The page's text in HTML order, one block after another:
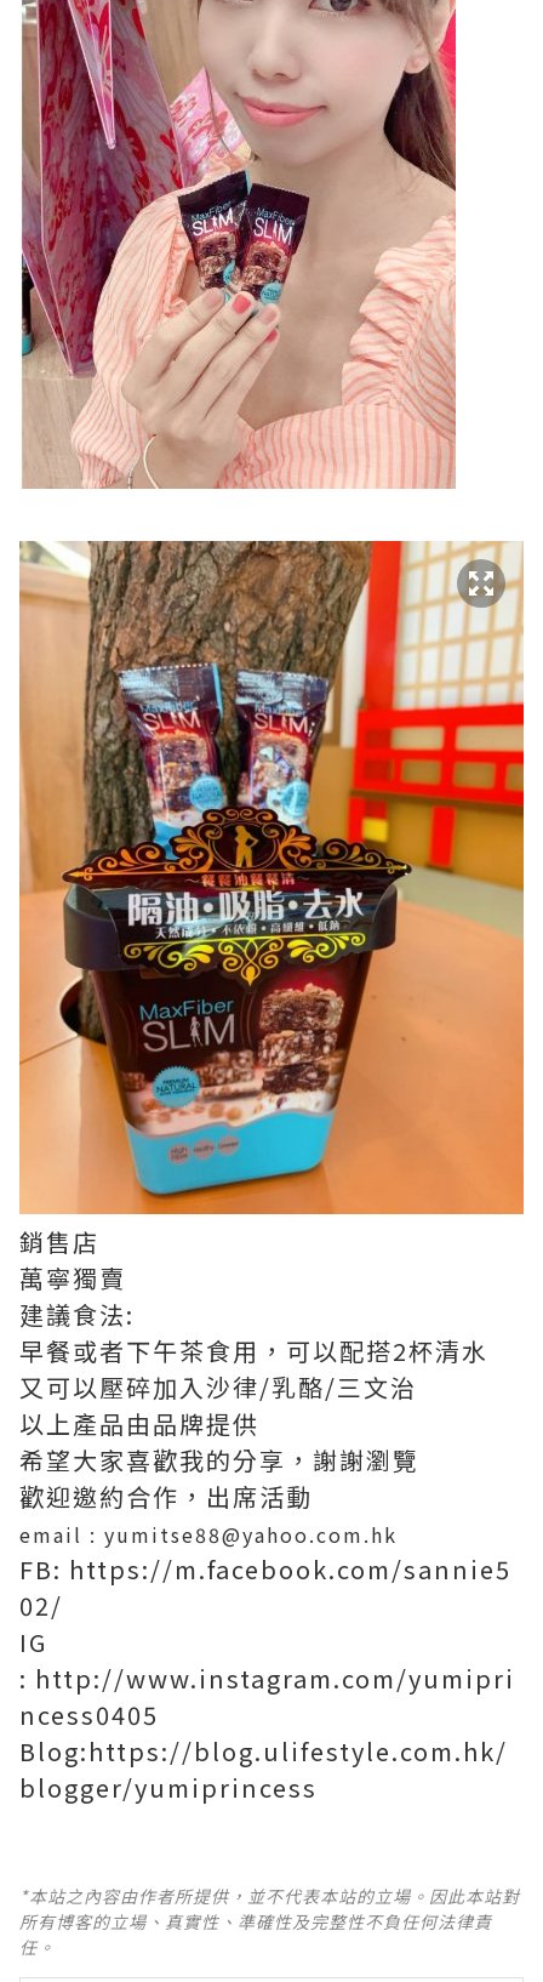
銷售店
萬寧獨賣
建議食法:
早餐或者下午茶食用，可以配搭2杯清水
又可以壓碎加入沙律/乳酪/三文治
以上產品由品牌提供
希望大家喜歡我的分享，謝謝瀏覽
歡迎邀約合作，出席活動
email : yumitse88@yahoo.com.hk
FB: https://m.facebook.com/sannie5
02/
IG
: http://www.instagram.com/yumipri
ncess0405
Blog:https://blog.ulifestyle.com.hk/
blogger/yumiprincess
*本站之內容由作者所提供，並不代表本站的立場。因此本站對
所有博客的立場、真實性、準確性及完整性不負任何法律責
任。